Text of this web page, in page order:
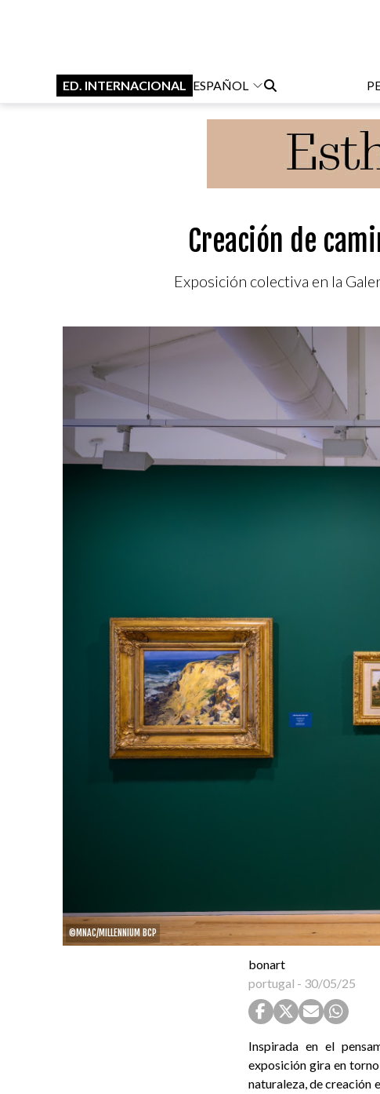
ED. INTERNACIONAL ESPAÑOL
Creación de
Exposición colectiva en la
©MNAC/MILLENNIUM BCP
bonart
portugal - 30/05/25
Inspirada en el
exposición gira en
naturaleza, de creación